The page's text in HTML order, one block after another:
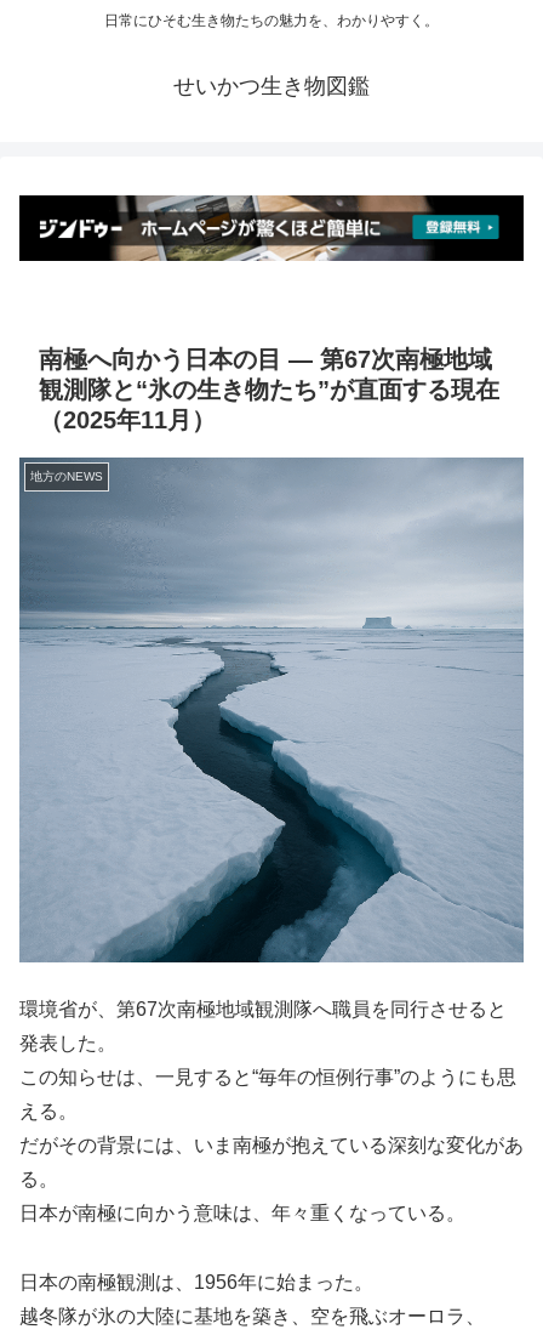
日常にひそむ生き物たちの魅力を、わかりやすく。
せいかつ生き物図鑑
南極へ向かう日本の目 ― 第67次南極地域
観測隊と“氷の生き物たち”が直面する現在
（2025年11月）
地方のNEWS
環境省が、第67次南極地域観測隊へ職員を同行させると
発表した。
この知らせは、一見すると“毎年の恒例行事”のようにも思
える。
だがその背景には、いま南極が抱えている深刻な変化があ
る。
日本が南極に向かう意味は、年々重くなっている。
日本の南極観測は、1956年に始まった。
越冬隊が氷の大陸に基地を築き、空を飛ぶオーロラ、